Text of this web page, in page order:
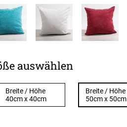
auswählen
Breite / Höhe
40cm x 40cm
Breite / Höhe
50cm x 50cm